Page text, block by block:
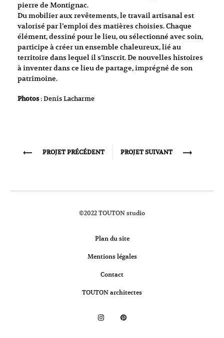
pierre de Montignac.
Du mobilier aux revêtements, le travail artisanal est
valorisé par l’emploi des matières choisies. Chaque
élément, dessiné pour le lieu, ou sélectionné avec soin,
participe à créer un ensemble chaleureux, lié au
territoire dans lequel il s’inscrit. De nouvelles histoires
à inventer dans ce lieu de partage, imprégné de son
patrimoine.
Photos: Denis Lacharme
ProjectPROJET PRÉCÉDENT PROJET SUIVANT
©2022 TOUTON studio
Plan du site
Mentions légales
Contact
TOUTON architectes
I
P